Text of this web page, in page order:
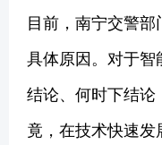
目前，南宁交警
具体原因。对于
结论、何时下结
竟，在技术快速